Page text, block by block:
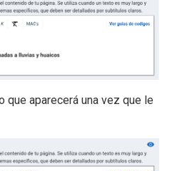
que aparecerá una vez que le